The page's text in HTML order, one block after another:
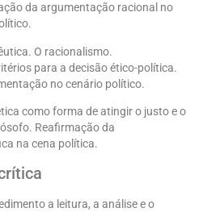
da argumentação racional no
O racionalismo.
para a decisão ético-política.
no cenário político.
como forma de atingir o justo e o
Reafirmação da
na cena política.
a leitura, a análise e o